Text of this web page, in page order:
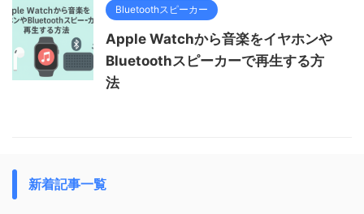
Bluetoothスピーカー
Apple Watchから音楽をイヤホンや
Bluetoothスピーカーで再生する方
法
新着記事一覧